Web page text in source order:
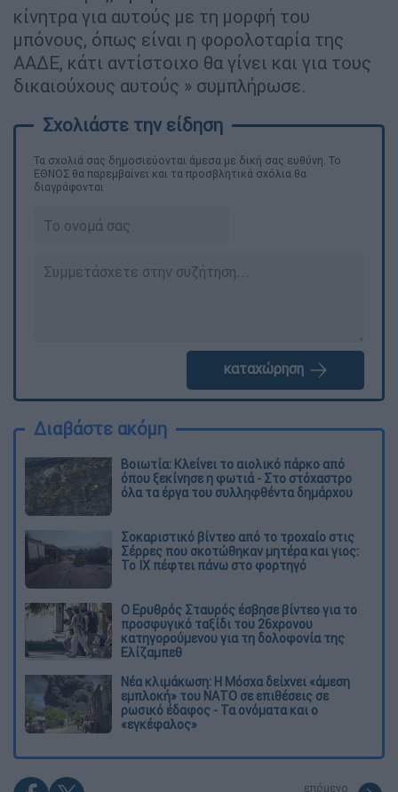
κίνητρα για αυτούς με τη μορφή του
μπόνους, όπως είναι η φορολοταρία της
ΑΑΔΕ, κάτι αντίστοιχο θα γίνει και για τους
δικαιούχους αυτούς » συμπλήρωσε.
Τα σχολιά σας δημοσιεύονται άμεσα με δική σας ευθύνη. Το
ΕΘΝΟΣ θα παρεμβαίνει και τα προσβλητικά σχόλια θα
διαγράφονται
καταχώρηση
Διαβάστε ακόμη
Βοιωτία: Κλείνει το αιολικό πάρκο από
όπου ξεκίνησε η φωτιά - Στο στόχαστρο
όλα τα έργα του συλληφθέντα δημάρχου
Σοκαριστικό βίντεο από το τροχαίο στις
Σέρρες που σκοτώθηκαν μητέρα και γιος:
Το ΙΧ πέφτει πάνω στο φορτηγό
Ο Ερυθρός Σταυρός έσβησε βίντεο για το
προσφυγικό ταξίδι του 26χρονου
κατηγορούμενου για τη δολοφονία της
Ελίζαμπεθ
Νέα κλιμάκωση: Η Μόσχα δείχνει «άμεση
εμπλοκή» του ΝΑΤΟ σε επιθέσεις σε
ρωσικό έδαφος - Τα ονόματα και ο
«εγκέφαλος»
επόμενο